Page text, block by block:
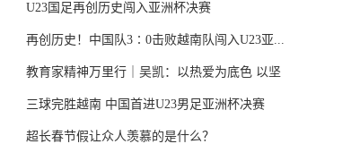
U23国足再创历史闯入亚洲杯决赛
再创历史！中国队3∶0击败越南队闯入U23亚...
教育家精神万里行｜吴凯：以热爱为底色 以坚
守...
三球完胜越南 中国首进U23男足亚洲杯决赛
超长春节假让众人羡慕的是什么？